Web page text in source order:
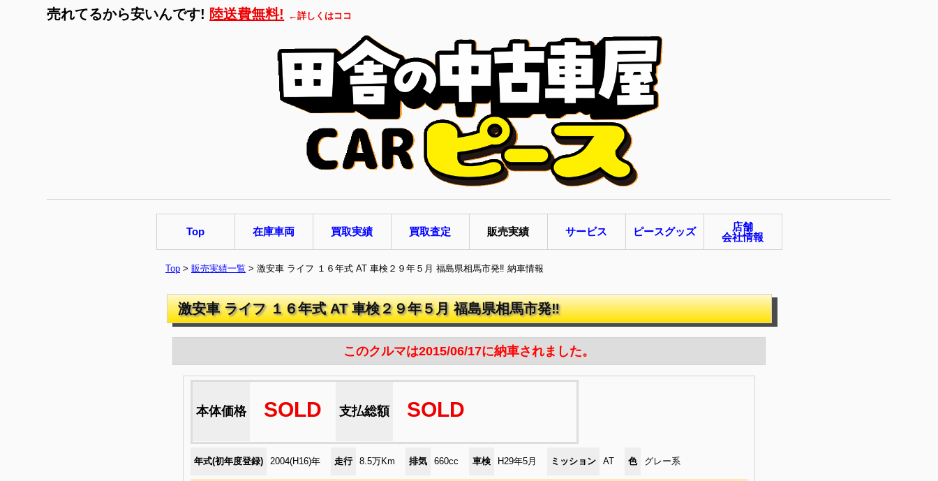
売れてるから安いんです! 陸送費無料! ←詳しくはココ
Top 在庫車両 買取実績 買取査定 販売実績 サービス ピースグッズ
店舗
会社情報
Top > 販売実績一覧 > 激安車 ライフ １６年式 AT 車検２９年５月 福島県相馬市発‼ 納車情報
激安車 ライフ １６年式 AT 車検２９年５月 福島県相馬市発‼
このクルマは2015/06/17に納車されました。
本体価格 SOLD 支払総額 SOLD
年式(初年度登録) 2004(H16)年 走行 8.5万Km 排気 660cc 車検 H29年5月 ミッション AT 色 グレー系